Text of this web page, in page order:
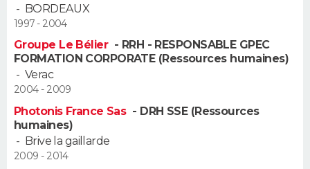
FORUM
Bricolage
Lifestyle
Culture
Sport
Auto
Television
Voyage
Cinema
- BORDEAUX
1997 - 2004
Groupe Le Bélier - RRH - RESPONSABLE GPEC
FORMATION CORPORATE (Ressources humaines)
- Verac
2004 - 2009
Photonis France Sas - DRH SSE (Ressources
humaines)
- Brive la gaillarde
2009 - 2014